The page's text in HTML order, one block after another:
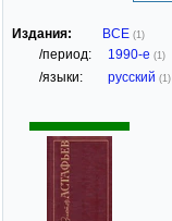
Издания: ВСЕ (1)
/период: 1990-е (1)
/языки: русский (1)